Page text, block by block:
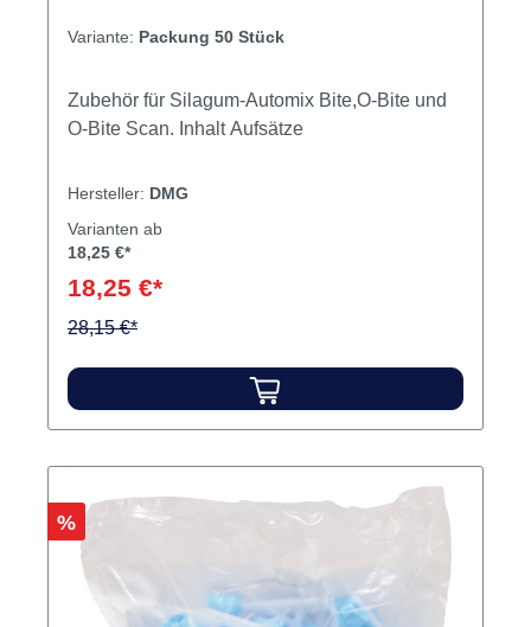
Variante: Packung 50 Stück
Zubehör für Silagum-Automix Bite,O-Bite und
O-Bite Scan. Inhalt Aufsätze
Hersteller: DMG
Varianten ab
18,25 €*
18,25 €*
28,15 €*
Rabatt
%